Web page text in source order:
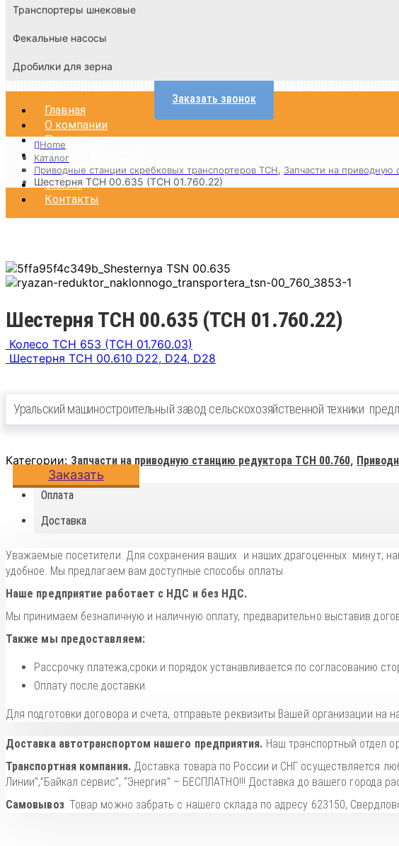
Транспортеры шнековые
Фекальные насосы
Дробилки для зерна
Главная
О компании
Продукция
Каталог запчастей
Доставка
Оплата
Контакты
Заказать звонок
Home
Каталог
Приводные станции скребковых транспортеров ТСН, Запчасти на
Шестерня ТСН 00.635 (ТСН 01.760.22)
Шестерня ТСН 00.635 (ТСН 01.760.22)
Колесо ТСН 653 (ТСН 01.760.03)
Шестерня ТСН 00.610 D22, D24, D28
Уральский машиностроительный завод сельскохозяйственной техники
Категории: Запчасти на приводную станцию редуктора ТСН 00.760,
Заказать
Оплата
Доставка
Уважаемые посетители. Для сохранения ваших и наших драгоценных минут,
удобное. Мы предлагаем вам доступные способы оплаты.
Наше предприятие работает с НДС и без НДС.
Мы принимаем безналичную и наличную оплату, предварительно выставив
Также мы предоставляем:
Рассрочку платежа,сроки и порядок устанавливается по согласованию
Оплату после доставки.
Для подготовки договора и счета, отправьте реквизиты Вашей организации
Доставка автотранспортом нашего предприятия. Наш транспортный отдел
Транспортная компания.Доставка товара по России и СНГ осуществляется
Линии”,”Байкал сервис”, “Энергия” – БЕСПЛАТНО!!! Доставка до вашего города
Самовывоз. Товар можно забрать с нашего склада по адресу 623150,